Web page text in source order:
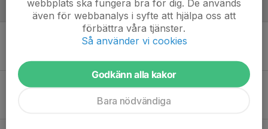
Kallinge SK - Hällaryds IF
Jernvallen 2
Tor 12
webbplats ska fungera bra för dig. De används
även för webbanalys i syfte att hjälpa oss att
förbättra våra tjänster.
Så använder vi cookies
Godkänn alla kakor
Bara nödvändiga